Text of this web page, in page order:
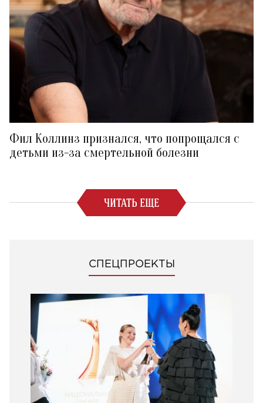
Фил Коллинз признался, что попрощался с
детьми из-за смертельной болезни
ЧИТАТЬ ЕЩЕ
СПЕЦПРОЕКТЫ